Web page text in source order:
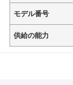
モデル番号
供給の能力